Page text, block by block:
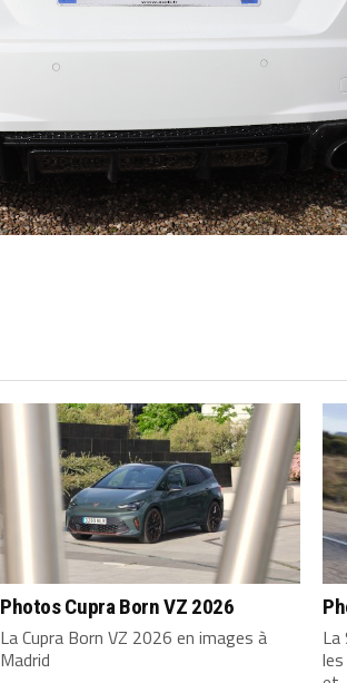
Photos Cupra Born VZ 2026
La Cupra Born VZ 2026 en images à
Madrid
La